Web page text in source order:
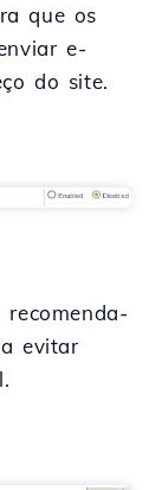
que os
e-
do site.
recomenda-
evitar